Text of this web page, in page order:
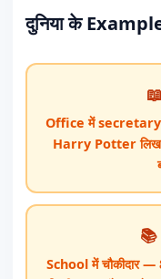
दुनिया के
Office में secretary
Harry Potter
School में चौकीदार —